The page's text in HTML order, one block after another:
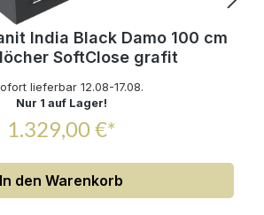
India Black Damo 100 cm
SoftClose grafit
lieferbar 12.08-17.08.
Nur 1 auf Lager!
1.329,00 €*
In den Warenkorb